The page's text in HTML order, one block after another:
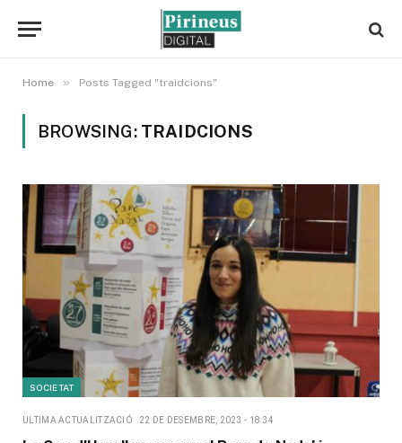
Home » Posts Tagged "traidcions"
BROWSING: TRAIDCIONS
SOCIETAT
ULTIMA ACTUALITZACIÓ 22 DE DESEMBRE, 2023 - 18:34